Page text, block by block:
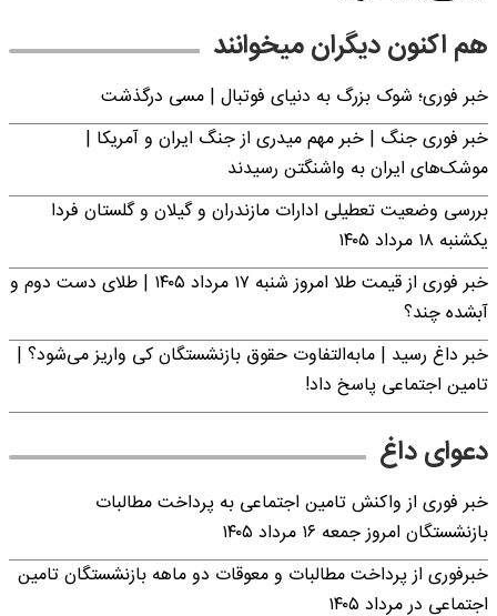
هم اکنون دیگران میخوانند
خبر فوری؛‌ شوک بزرگ به دنیای فوتبال | مسی درگذشت
خبر فوری جنگ | خبر مهم میدری از جنگ ایران و آمریکا |
موشک‌های ایران به واشنگتن رسیدند
بررسی وضعیت تعطیلی ادارات مازندران و گیلان و گلستان فردا
یکشنبه ۱۸ مرداد ۱۴۰۵
خبر فوری از قیمت طلا امروز شنبه ۱۷ مرداد ۱۴۰۵ | طلای دست دوم و
آبشده چند؟
خبر داغ رسید | مابه‌التفاوت حقوق بازنشستگان کی واریز می‌شود؟ |
تامین اجتماعی پاسخ داد!
دعوای داغ
خبر فوری از واکنش تامین اجتماعی به پرداخت مطالبات
بازنشستگان امروز جمعه ۱۶ مرداد ۱۴۰۵
خبرفوری از پرداخت مطالبات و معوقات دو ماهه بازنشستگان تامین
اجتماعی در مرداد ۱۴۰۵